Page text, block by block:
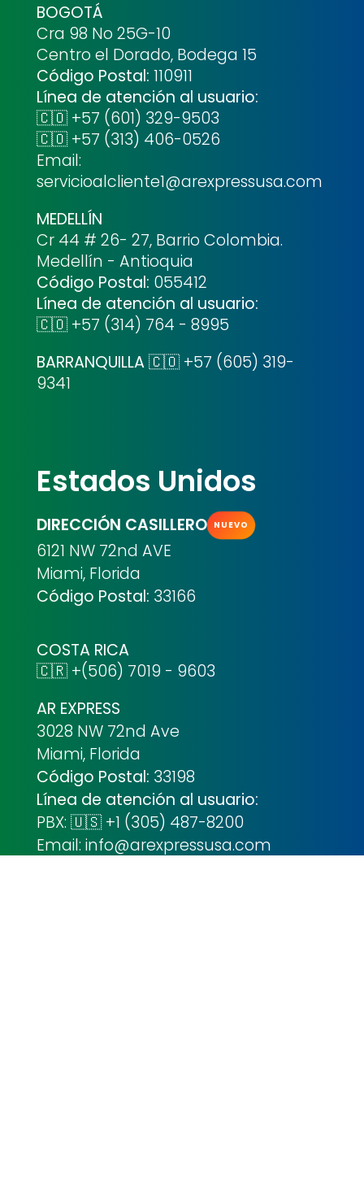
BOGOTÁ
Cra 98 No 25G-10
Centro el Dorado, Bodega 15
Código Postal: 110911
Línea de atención al usuario:
🇨🇴 +57 (601) 329-9503
🇨🇴 +57 (313) 406-0526
Email:
servicioalcliente1@arexpressusa.com
MEDELLÍN
Cr 44 # 26- 27, Barrio Colombia.
Medellín - Antioquia
Código Postal: 055412
Línea de atención al usuario:
🇨🇴 +57 (314) 764 - 8995
BARRANQUILLA🇨🇴 +57 (605) 319-
9341
Estados Unidos
DIRECCIÓN CASILLERO NUEVO
6121 NW 72nd AVE
Miami, Florida
Código Postal: 33166
COSTA RICA
🇨🇷 +(506) 7019 - 9603
AR EXPRESS
3028 NW 72nd Ave
Miami, Florida
Código Postal: 33198
Línea de atención al usuario:
PBX: 🇺🇸 +1 (305) 487-8200
Email: info@arexpressusa.com